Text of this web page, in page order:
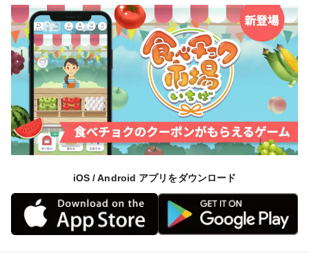
iOS / Android アプリをダウンロード